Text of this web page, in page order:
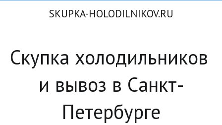
SKUPKA-HOLODILNIKOV.RU
Скупка холодильников
и вывоз в Санкт-
Петербурге